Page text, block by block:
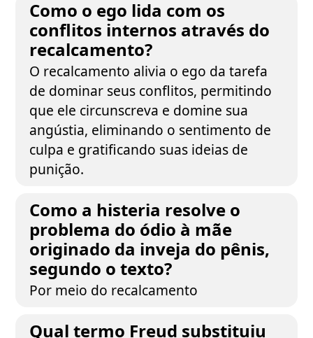
Como o ego lida com os
conflitos internos através do
recalcamento?
O recalcamento alivia o ego da tarefa
de dominar seus conflitos, permitindo
que ele circunscreva e domine sua
angústia, eliminando o sentimento de
culpa e gratificando suas ideias de
punição.
Como a histeria resolve o
problema do ódio à mãe
originado da inveja do pênis,
segundo o texto?
Por meio do recalcamento
Qual termo Freud substituiu